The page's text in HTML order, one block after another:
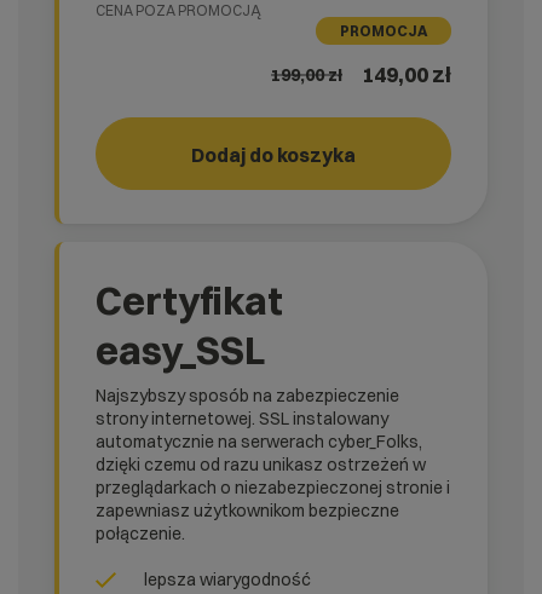
CENA POZA PROMOCJĄ
PROMOCJA
199,00zł 149,00 zł
Dodaj do koszyka RUN!
Certyfikat
easy_SSL
Najszybszy sposób na zabezpieczenie
strony internetowej. SSL instalowany
automatycznie na serwerach cyber_Folks,
dzięki czemu od razu unikasz ostrzeżeń w
przeglądarkach o niezabezpieczonej stronie i
zapewniasz użytkownikom bezpieczne
połączenie.
lepsza wiarygodność